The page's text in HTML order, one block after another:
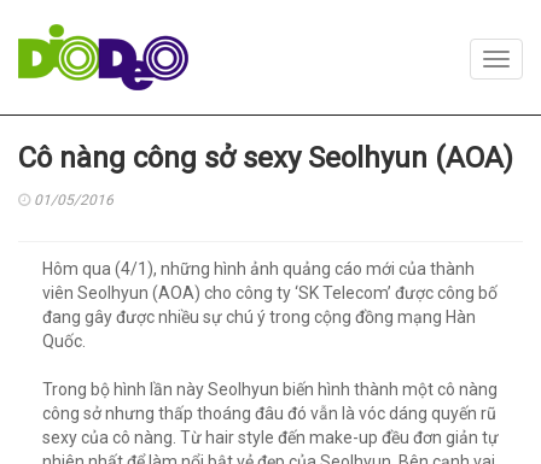
Cô nàng công sở sexy Seolhyun (AOA)
01/05/2016
Hôm qua (4/1), những hình ảnh quảng cáo mới của thành
viên Seolhyun (AOA) cho công ty ‘SK Telecom’ được công bố
đang gây được nhiều sự chú ý trong cộng đồng mạng Hàn
Quốc.
Trong bộ hình lần này Seolhyun biến hình thành một cô nàng
công sở nhưng thấp thoáng đâu đó vẫn là vóc dáng quyến rũ
sexy của cô nàng. Từ hair style đến make-up đều đơn giản tự